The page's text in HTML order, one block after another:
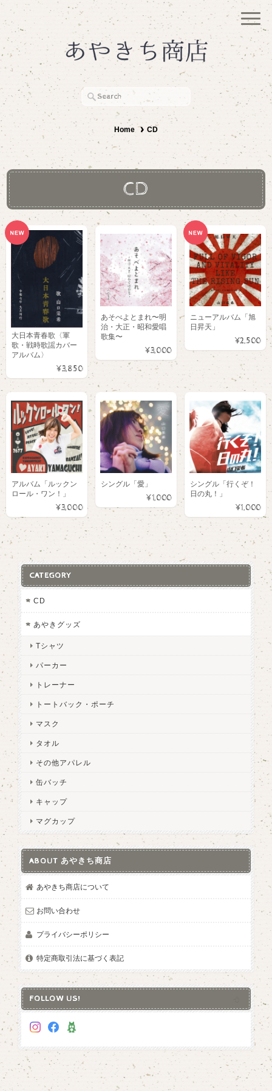
Home CD
CD
大日本青春歌〈軍
歌・戦時歌謡カバー
アルバム〉
¥3,850
あそべよとまれ〜明
治・大正・昭和愛唱
歌集〜
¥3,000
ニューアルバム「旭
日昇天」
¥2,500
アルバム「ルックン
ロール・ワン！」
¥3,000
シングル「愛」
¥1,000
シングル「行くぞ！
日の丸！」
¥1,000
CATEGORY
CD
あやきグッズ
Tシャツ
パーカー
トレーナー
トートバック・ポーチ
マスク
タオル
その他アパレル
缶バッチ
キャップ
マグカップ
ABOUT あやきち商店
あやきち商店について
お問い合わせ
プライバシーポリシー
特定商取引法に基づく表記
FOLLOW US!